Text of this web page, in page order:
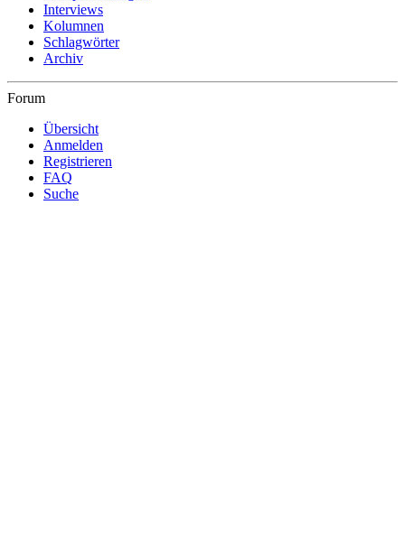
Interviews
Kolumnen
Schlagwörter
Archiv
Forum
Übersicht
Anmelden
Registrieren
FAQ
Suche